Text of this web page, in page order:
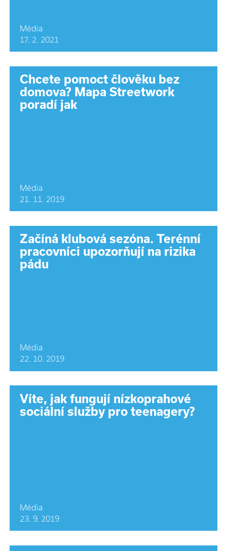
Média
17. 2. 2021
Chcete pomoct člověku bez
domova? Mapa Streetwork
poradí jak
Média
21. 11. 2019
Začíná klubová sezóna. Terénní
pracovníci upozorňují na rizika
pádu
Média
22. 10. 2019
Víte, jak fungují nízkoprahové
sociální služby pro teenagery?
Média
23. 9. 2019